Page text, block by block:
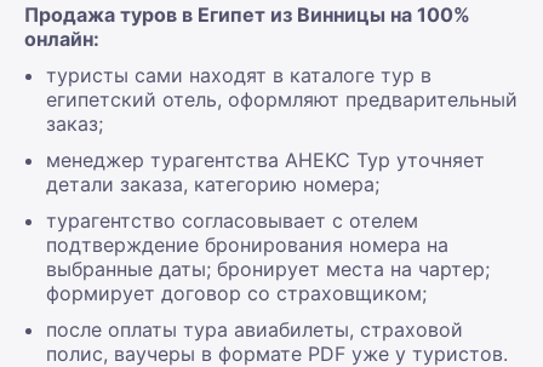
Продажа туров в Египет из Винницы на 100%
онлайн:
туристы сами находят в каталоге тур в
египетский отель, оформляют предварительный
заказ;
менеджер турагентства АНЕКС Тур уточняет
детали заказа, категорию номера;
турагентство согласовывает с отелем
подтверждение бронирования номера на
выбранные даты; бронирует места на чартер;
формирует договор со страховщиком;
после оплаты тура авиабилеты, страховой
полис, ваучеры в формате PDF уже у туристов.